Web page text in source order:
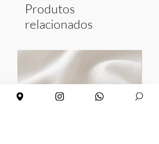
Peso: 6,2 g
Espessura: 4 mm
Produtos
relacionados